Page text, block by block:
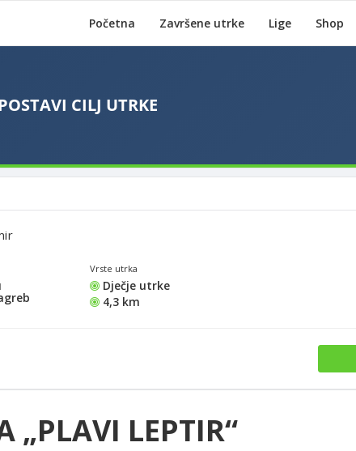
Početna Završene utrke Lige Shop
Vrste utrka
Dječje utrke
4,3 km
„PLAVI LEPTIR“